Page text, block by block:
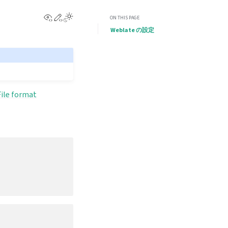
View this page
Edit this page
format
ON THIS PAGE
Weblate の設定